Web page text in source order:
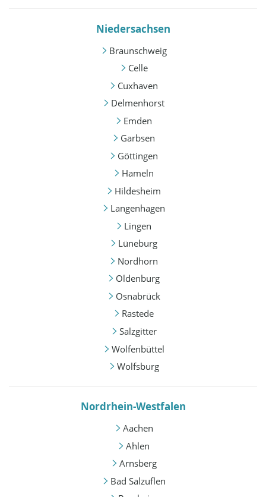
Niedersachsen
Braunschweig
Celle
Cuxhaven
Delmenhorst
Emden
Garbsen
Göttingen
Hameln
Hildesheim
Langenhagen
Lingen
Lüneburg
Nordhorn
Oldenburg
Osnabrück
Rastede
Salzgitter
Wolfenbüttel
Wolfsburg
Nordrhein-Westfalen
Aachen
Ahlen
Arnsberg
Bad Salzuflen